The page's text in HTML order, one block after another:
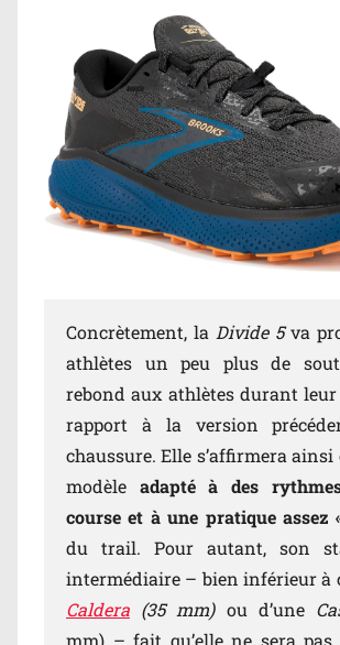
Concrètement, la Divide 5va
athlètes un peu plus de
rebond aux athlètes durant
rapport à la version
chaussure. Elle s’affirmera ainsi
modèle adapté à des
course et à une pratique assez
du trail. Pour autant, son
intermédiaire – bien inférieur à
Caldera (35 mm) ou d’une
mm) – fait qu’elle ne sera pas